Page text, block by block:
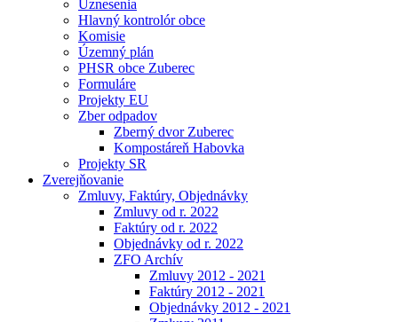
Uznesenia
Hlavný kontrolór obce
Komisie
Územný plán
PHSR obce Zuberec
Formuláre
Projekty EU
Zber odpadov
Zberný dvor Zuberec
Kompostáreň Habovka
Projekty SR
Zverejňovanie
Zmluvy, Faktúry, Objednávky
Zmluvy od r. 2022
Faktúry od r. 2022
Objednávky od r. 2022
ZFO Archív
Zmluvy 2012 - 2021
Faktúry 2012 - 2021
Objednávky 2012 - 2021